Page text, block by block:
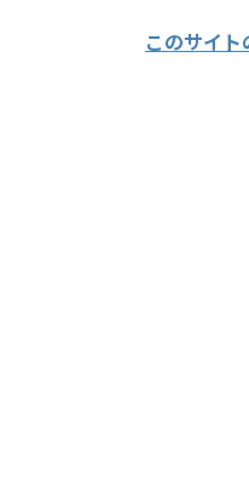
このサイ